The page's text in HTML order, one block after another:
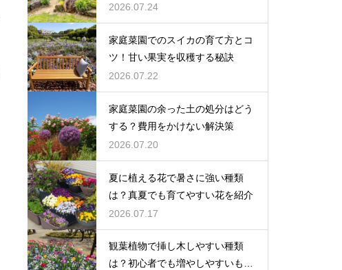
2026.07.24
家庭菜園でのスイカの育て方とコ
ツ！甘い果実を収穫する秘訣
2026.07.22
家庭菜園の余った土の処分はどう
する？費用をかけない解決策
2026.07.20
夏に植える花で暑さに強い種類
は？真夏でも育てやすい花を紹介
2026.07.17
観葉植物で挿し木しやすい種類
は？初心者でも増やしやすいもの